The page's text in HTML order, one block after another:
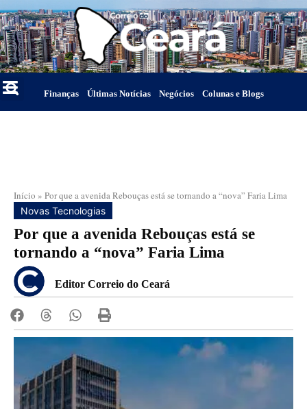
Finanças Últimas Notícias Negócios Colunas e Blogs
Início » Por que a avenida Rebouças está se tornando a “nova” Faria Lima
Novas Tecnologias
Por que a avenida Rebouças está se
tornando a “nova” Faria Lima
Editor Correio do Ceará